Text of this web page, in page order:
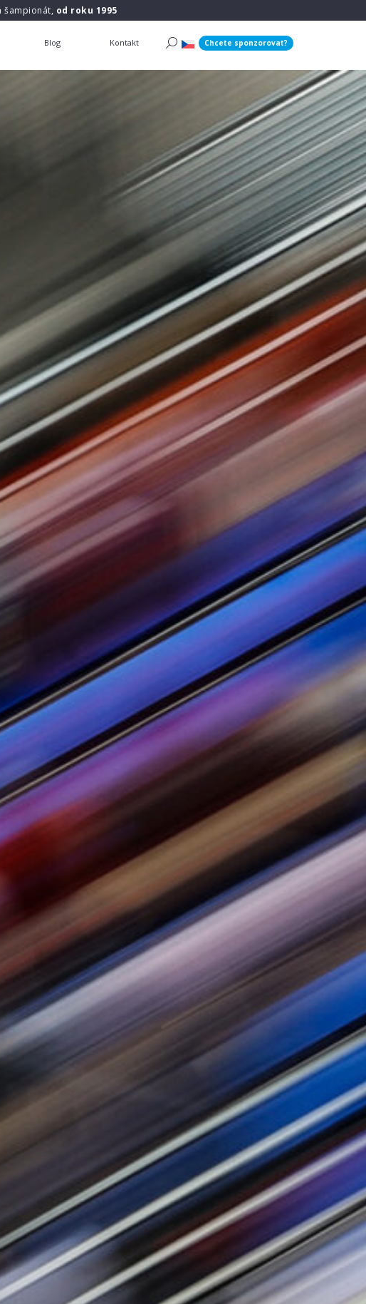
šampionát, od roku 1995
Blog Kontakt Chcete sponzorovat?